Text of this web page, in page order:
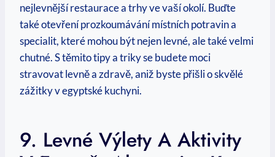
nejlevnější ⁤restaurace a trhy ve vaší okolí. Buďte
také otevření prozkoumávání místních potravin a
specialit, které mohou ‍být nejen‌ levné, ale také velmi‍
chutné. S těmito tipy a triky se budete moci
stravovat‍ levně ⁢a zdravě, aniž byste přišli o skvělé
zážitky ⁢v egyptské kuchyni.
9. Levné Výlety⁣ A Aktivity